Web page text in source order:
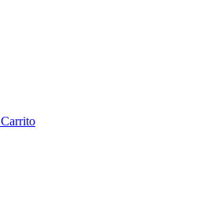
Carrito